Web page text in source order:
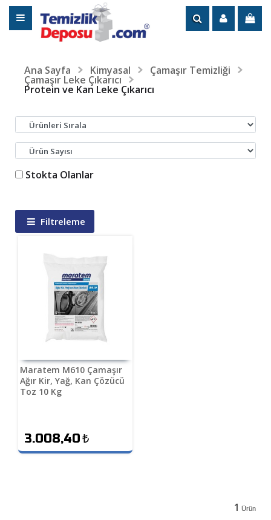
Ana Sayfa Kimyasal Çamaşır Temizliği
Çamaşır Leke Çıkarıcı
Protein ve Kan Leke Çıkarıcı
Stokta Olanlar
Filtreleme
Maratem M610 Çamaşır
Ağır Kir, Yağ, Kan Çözücü
Toz 10 Kg
3.008,40₺
1 Ürün